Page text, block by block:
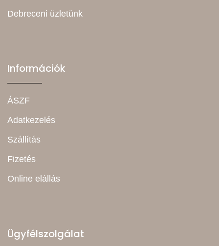
Debreceni üzletünk
Információk
ÁSZF
Adatkezelés
Szállítás
Fizetés
Online elállás
Ügyfélszolgálat